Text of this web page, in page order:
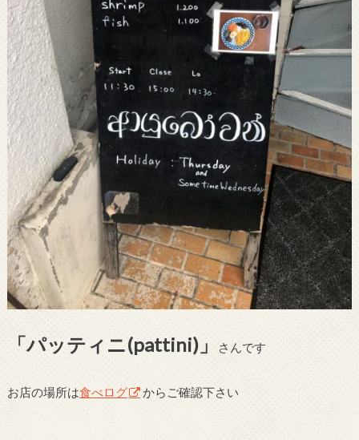
「パッティニ(pattini)」 さんです
お店の場所は食べログ からご確認下さい